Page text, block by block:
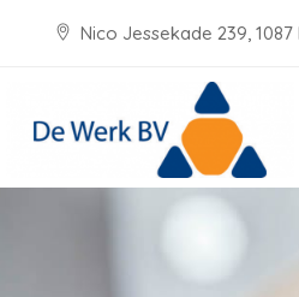
Nico Jessekade 239,